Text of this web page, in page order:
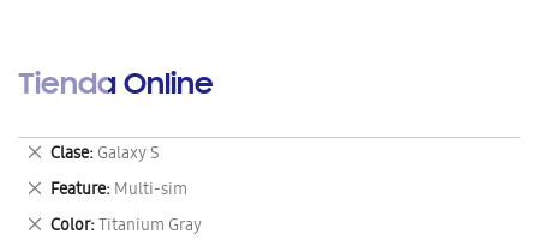
Tienda Online
Clase Galaxy S
Eliminar
este
artículo
Feature Multi-sim
Eliminar
este
Color Titanium Gray
Eliminar